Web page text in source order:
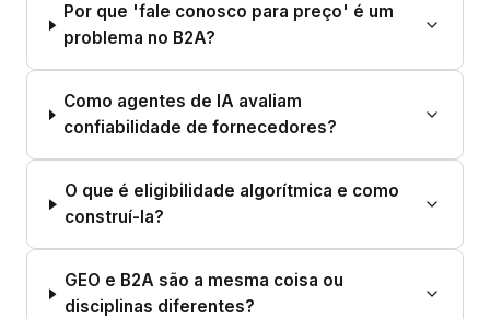
Por que 'fale conosco para preço' é um
problema no B2A?
Como agentes de IA avaliam
confiabilidade de fornecedores?
O que é eligibilidade algorítmica e como
construí-la?
GEO e B2A são a mesma coisa ou
disciplinas diferentes?